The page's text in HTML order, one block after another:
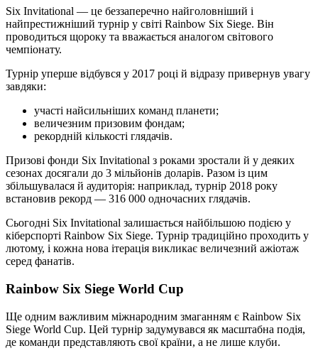
Six Invitational — це беззаперечно найголовніший і
найпрестижніший турнір у світі Rainbow Six Siege. Він
проводиться щороку та вважається аналогом світового
чемпіонату.
Турнір уперше відбувся у 2017 році й відразу привернув увагу
завдяки:
участі найсильніших команд планети;
величезним призовим фондам;
рекордній кількості глядачів.
Призові фонди Six Invitational з роками зростали й у деяких
сезонах досягали до 3 мільйонів доларів. Разом із цим
збільшувалася й аудиторія: наприклад, турнір 2018 року
встановив рекорд — 316 000 одночасних глядачів.
Сьогодні Six Invitational залишається найбільшою подією у
кіберспорті Rainbow Six Siege. Турнір традиційно проходить у
лютому, і кожна нова ітерація викликає величезний ажіотаж
серед фанатів.
Rainbow Six Siege World Cup
Ще одним важливим міжнародним змаганням є Rainbow Six
Siege World Cup. Цей турнір задумувався як масштабна подія,
де команди представляють свої країни, а не лише клуби.